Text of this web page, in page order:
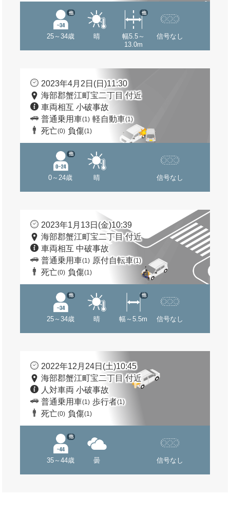
25～34歳
他
晴
幅5.5～
13.0m
他
信号なし
2023年4月2日(日)11:30
海部郡蟹江町宝二丁目 付近
車両相互 小破事故
普通乗用車(1) 軽自動車(1)
死亡(0) 負傷(1)
0～24歳
他
晴 信号なし
2023年1月13日(金)10:39
海部郡蟹江町宝二丁目 付近
車両相互 中破事故
普通乗用車(1) 原付自転車(1)
死亡(0) 負傷(1)
25～34歳
他
晴 幅～5.5m
他
信号なし
2022年12月24日(土)10:45
海部郡蟹江町宝二丁目 付近
人対車両 小破事故
普通乗用車(1) 歩行者(1)
死亡(0) 負傷(1)
35～44歳
他
曇 信号なし